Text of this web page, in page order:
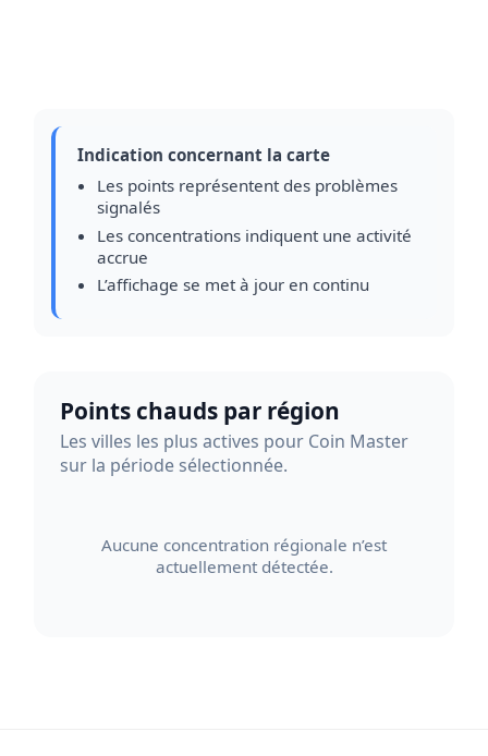
Indication concernant la carte
Les points représentent des problèmes
signalés
Les concentrations indiquent une activité
accrue
L’affichage se met à jour en continu
Points chauds par région
Les villes les plus actives pour Coin Master
sur la période sélectionnée.
Aucune concentration régionale n’est
actuellement détectée.